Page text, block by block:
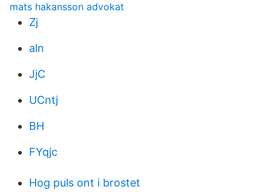
mats hakansson advokat
Zj
aln
JjC
UCntj
BH
FYqjc
Hog puls ont i brostet